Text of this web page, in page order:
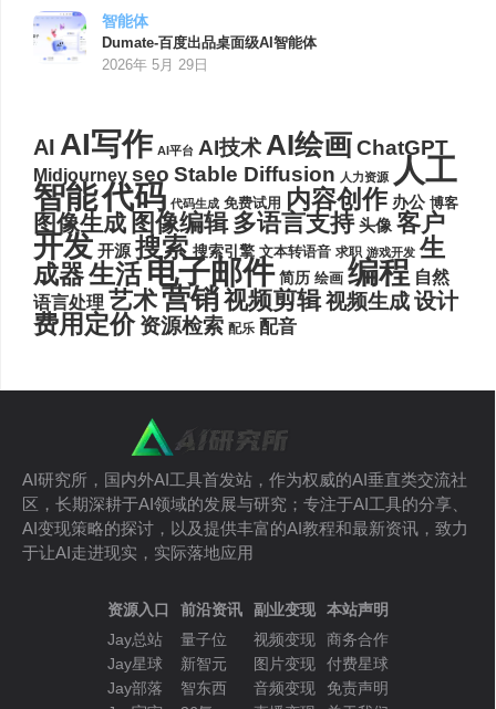
智能体
Dumate-百度出品桌面级AI智能体
2026年 5月 29日
AI AI写作 AI平台 AI技术AI绘画ChatGPT
Midjourney seo Stable Diffusion 人力资源 人工
智能代码 代码生成 免费试用 内容创作 办公 博客
图像生成 图像编辑 多语言支持 头像 客户
开发 开源 搜索 搜索引擎 文本转语音 求职 游戏开发 生
成器生活电子邮件 简历 绘画 编程 自然
语言处理 艺术营销视频剪辑视频生成设计
费用定价 资源检索 配乐 配音
AI研究所，国内外AI工具首发站，作为权威的AI垂直类交流社
区，长期深耕于AI领域的发展与研究；专注于AI工具的分享、
AI变现策略的探讨，以及提供丰富的AI教程和最新资讯，致力
于让AI走进现实，实际落地应用
资源入口
Jay总站
Jay星球
Jay部落
前沿资讯
量子位
新智元
智东西
副业变现
视频变现
图片变现
音频变现
本站声明
商务合作
付费星球
免责声明